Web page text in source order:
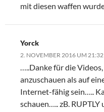
mit diesen waffen
Yorck
2. NOVEMBER 2016 UM
…..Danke für die
anzuschauen als auf
Internet-fähig sein…..
schauen….. zB.